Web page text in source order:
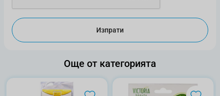
Изпрати
Още от категорията